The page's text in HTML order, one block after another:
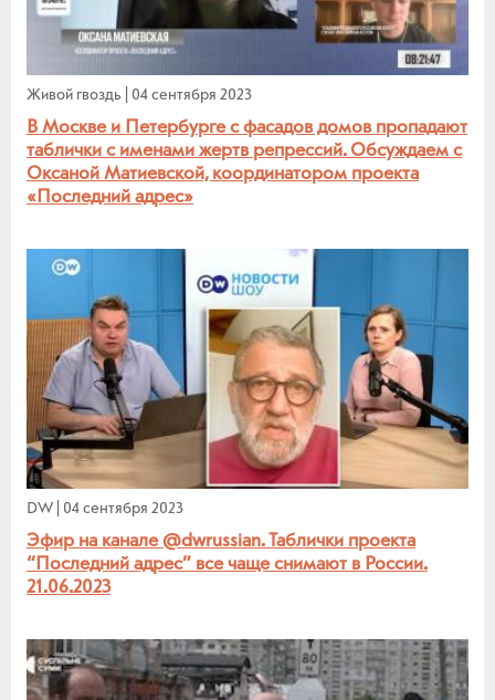
Живой гвоздь 04 сентября 2023
В Москве и Петербурге с фасадов домов пропадают
таблички с именами жертв репрессий. Обсуждаем с
Оксаной Матиевской, координатором проекта
«Последний адрес»
DW 04 сентября 2023
Эфир на канале @dwrussian. Таблички проекта
“Последний адрес” все чаще снимают в России.
21.06.2023